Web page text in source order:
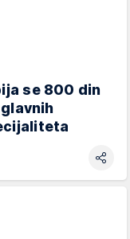
se 800 din